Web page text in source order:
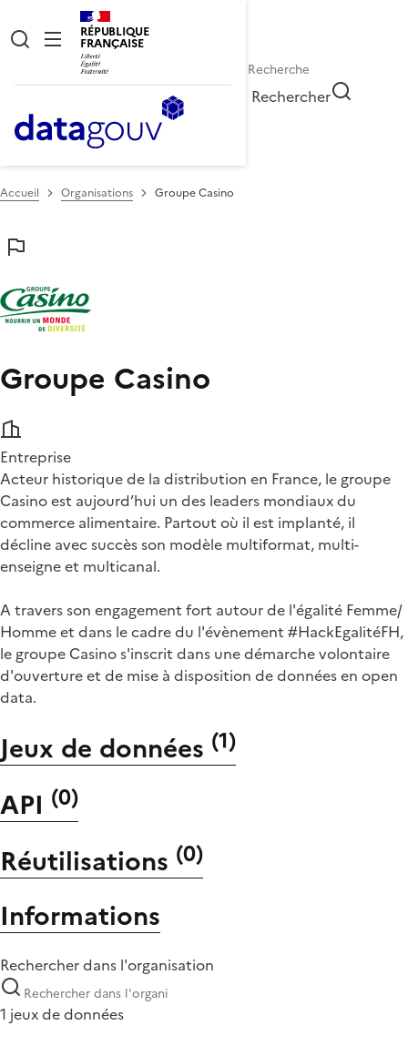
RÉPUBLIQUE
FRANÇAISE
Rechercher
Accueil Organisations Groupe Casino
Groupe Casino
Entreprise
Acteur historique de la distribution en France, le groupe
Casino est aujourd’hui un des leaders mondiaux du
commerce alimentaire. Partout où il est implanté, il
décline avec succès son modèle multiformat, multi-
enseigne et multicanal.
A travers son engagement fort autour de l'égalité Femme/
Homme et dans le cadre du l'évènement #HackEgalitéFH,
le groupe Casino s'inscrit dans une démarche volontaire
d'ouverture et de mise à disposition de données en open
data.
Jeux de données (1)
API (0)
Réutilisations (0)
Informations
Rechercher dans l'organisation
1 jeux de données